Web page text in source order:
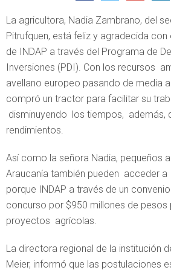
La agricultora, Nadia Zambrano, del
Pitrufquen, está feliz y agradecida
de INDAP a través del Programa de
Inversiones (PDI). Con los recursos
avellano europeo pasando de media
compró un tractor para facilitar su
disminuyendo los tiempos, además,
rendimientos.
Así como la señora Nadia, pequeños
Araucanía también pueden acceder
porque INDAP a través de un
concurso por $950 millones de pesos
proyectos agrícolas.
La directora regional de la institución
Meier, informó que las postulaciones